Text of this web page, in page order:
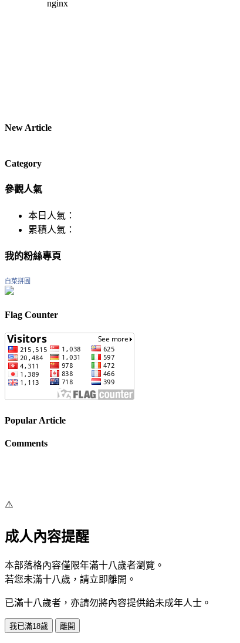
New Article
Category
參觀人氣
本日人氣：
累積人氣：
我的粉絲專頁
白菜拼圖
Flag Counter
Popular Article
Comments
⚠️
成人內容提醒
本部落格內容僅限年滿十八歲者瀏覽。
若您未滿十八歲，請立即離開。
已滿十八歲者，亦請勿將內容提供給未成年人士。
我已滿18歲 離開